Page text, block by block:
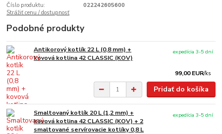
Číslo produktu:
022242605600
Strážiť cenu / dostupnosť
Podobné produkty
Antikorový kotlík 22 L (0,8 mm) +
kovová kotlina 42 CLASSIC (KOV)
99,00 EUR/ks
expedícia 3-5 dní
Pridať do košíka
Smaltovaný kotlík 20 L (1,2 mm) +
kovová kotlina 42 CLASSIC (KOV) + 2
smaltované servírovacie kotlíky 0,8 L
expedícia 3-5 dní